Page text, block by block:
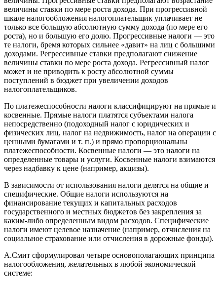
величины ставки по мере роста дохода. При прогрессивной
шкале налогообложения налогоплательщик уплачивает не
только все большую абсолютную сумму дохода (по мере его
роста), но и большую его долю. Прогрессивные налоги — это
те налоги, бремя которых сильнее «давит» на лиц с большими
доходами. Регрессивные ставки предполагают снижение
величины ставки по мере роста дохода. Регрессивный налог
может и не приводить к росту абсолютной суммы
поступлений в бюджет при увеличении доходов
налогоплательщиков.
По платежеспособности налоги классифицируют на прямые и
косвенные. Прямые налоги платятся субъектами налога
непосредственно (подоходный налог с юридических и
физических лиц, налог на недвижимость, налог на операции с
ценными бумагами и т. п.) и прямо пропорциональны
платежеспособности. Косвенные налоги — это налоги на
определенные товары и услуги. Косвенные налоги взимаются
через надбавку к цене (например, акцизы).
В зависимости от использования налоги делятся на общие и
специфические. Общие налоги используются на
финансирование текущих и капитальных расходов
государственного и местных бюджетов без закрепления за
каким-либо определенным видом расходов. Специфические
налоги имеют целевое назначение (например, отчисления на
социальное страхование или отчисления в дорожные фонды).
А.Смит сформулировал четыре основополагающих принципа
налогообложения, желательных в любой экономической
системе: